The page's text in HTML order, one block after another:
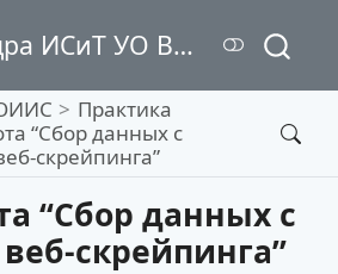
Кафедра ИСиТ УО ВГТУ
Практика
“Сбор данных с
скрейпинга”
“Сбор данных с
скрейпинга”